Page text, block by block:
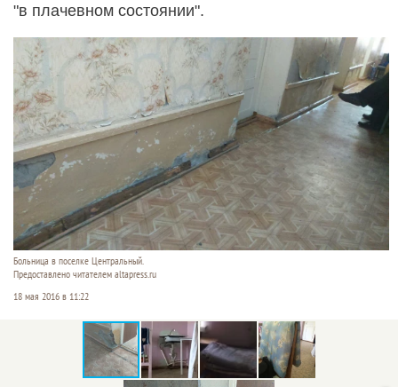
"в плачевном состоянии".
Больница в поселке Центральный.
Предоставлено читателем altapress.ru
18 мая 2016 в 11:22